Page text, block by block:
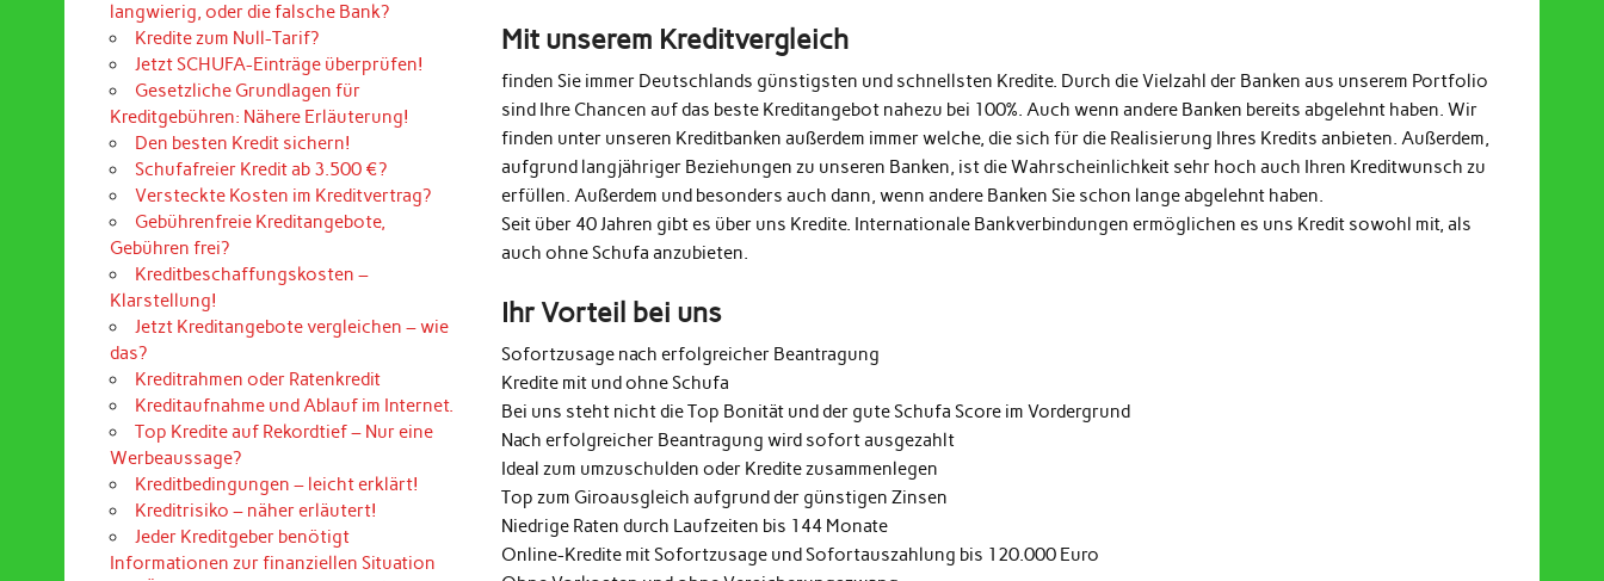
Mit unserem Kreditvergleich
finden Sie immer Deutschlands günstigsten und schnellsten Kredite. Durch die Vielzahl der Banken aus unserem Portfolio
sind Ihre Chancen auf das beste Kreditangebot nahezu bei 100%. Auch wenn andere Banken bereits abgelehnt haben. Wir
finden unter unseren Kreditbanken außerdem immer welche, die sich für die Realisierung Ihres Kredits anbieten. Außerdem,
aufgrund langjähriger Beziehungen zu unseren Banken, ist die Wahrscheinlichkeit sehr hoch auch Ihren Kreditwunsch zu
erfüllen. Außerdem und besonders auch dann, wenn andere Banken Sie schon lange abgelehnt haben.
Seit über 40 Jahren gibt es über uns Kredite. Internationale Bankverbindungen ermöglichen es uns Kredit sowohl mit, als
auch ohne Schufa anzubieten.
Ihr Vorteil bei uns
Sofortzusage nach erfolgreicher Beantragung
Kredite mit und ohne Schufa
Bei uns steht nicht die Top Bonität und der gute Schufa Score im Vordergrund
Nach erfolgreicher Beantragung wird sofort ausgezahlt
Ideal zum umzuschulden oder Kredite zusammenlegen
Top zum Giroausgleich aufgrund der günstigen Zinsen
Niedrige Raten durch Laufzeiten bis 144 Monate
Online-Kredite mit Sofortzusage und Sofortauszahlung bis 120.000 Euro
langwierig, oder die falsche Bank?
Kredite zum Null-Tarif?
Jetzt SCHUFA-Einträge überprüfen!
Gesetzliche Grundlagen für
Kreditgebühren: Nähere Erläuterung!
Den besten Kredit sichern!
Schufafreier Kredit ab 3.500 €?
Versteckte Kosten im Kreditvertrag?
Gebührenfreie Kreditangebote,
Gebühren frei?
Kreditbeschaffungskosten –
Klarstellung!
Jetzt Kreditangebote vergleichen – wie
das?
Kreditrahmen oder Ratenkredit
Kreditaufnahme und Ablauf im Internet.
Top Kredite auf Rekordtief – Nur eine
Werbeaussage?
Kreditbedingungen – leicht erklärt!
Kreditrisiko – näher erläutert!
Jeder Kreditgeber benötigt
Informationen zur finanziellen Situation